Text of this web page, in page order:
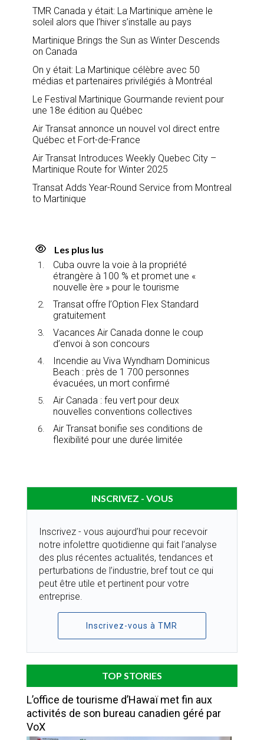
TMR Canada y était: La Martinique amène le
soleil alors que l’hiver s’installe au pays
Martinique Brings the Sun as Winter Descends
on Canada
On y était: La Martinique célèbre avec 50
médias et partenaires privilégiés à Montréal
Le Festival Martinique Gourmande revient pour
une 18e édition au Québec
Air Transat annonce un nouvel vol direct entre
Québec et Fort-de-France
Air Transat Introduces Weekly Quebec City –
Martinique Route for Winter 2025
Transat Adds Year-Round Service from Montreal
to Martinique
Les plus lus
Cuba ouvre la voie à la propriété
étrangère à 100 % et promet une «
nouvelle ère » pour le tourisme
Transat offre l’Option Flex Standard
gratuitement
Vacances Air Canada donne le coup
d’envoi à son concours
Incendie au Viva Wyndham Dominicus
Beach : près de 1 700 personnes
évacuées, un mort confirmé
Air Canada : feu vert pour deux
nouvelles conventions collectives
Air Transat bonifie ses conditions de
flexibilité pour une durée limitée
INSCRIVEZ - VOUS
Inscrivez - vous aujourd’hui pour recevoir
notre infolettre quotidienne qui fait l’analyse
des plus récentes actualités, tendances et
perturbations de l’industrie, bref tout ce qui
peut être utile et pertinent pour votre
entreprise.
Inscrivez-vous à TMR
TOP STORIES
L’office de tourisme d’Hawaï met fin aux
activités de son bureau canadien géré par
VoX